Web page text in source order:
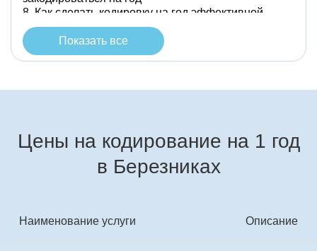
Как сделать кодировку на год эффективной
Показать все
Цены на кодирование на 1 год
в Березниках
Наименование услуги Описание